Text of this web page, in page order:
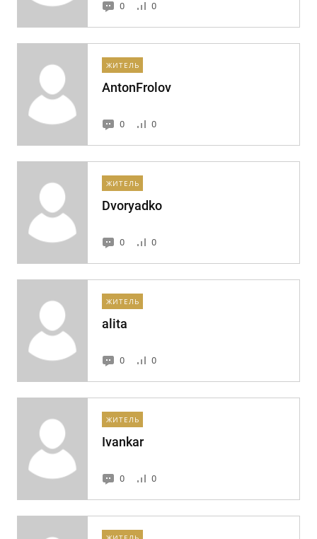
0 0
ЖИТЕЛЬ
AntonFrolov
0 0
ЖИТЕЛЬ
Dvoryadko
0 0
ЖИТЕЛЬ
alita
0 0
ЖИТЕЛЬ
Ivankar
0 0